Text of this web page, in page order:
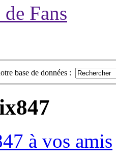
Fans
base de données :
à vos amis